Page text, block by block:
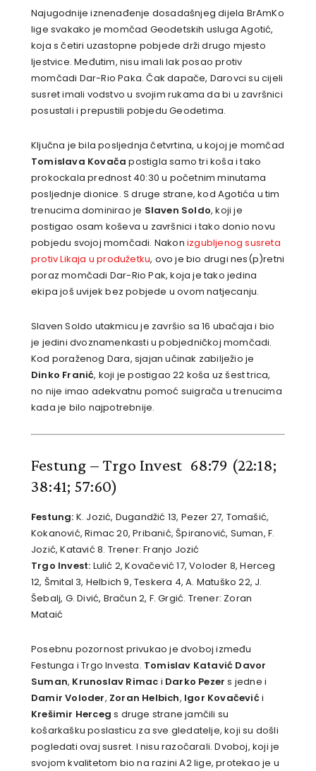
Najugodnije iznenađenje dosadašnjeg dijela BrAmKo
lige svakako je momčad Geodetskih usluga Agotić,
koja s četiri uzastopne pobjede drži drugo mjesto
ljestvice. Međutim, nisu imali lak posao protiv
momčadi Dar-Rio Paka. Čak dapače, Darovci su cijeli
susret imali vodstvo u svojim rukama da bi u završnici
posustali i prepustili pobjedu Geodetima.
Ključna je bila posljednja četvrtina, u kojoj je momčad
Tomislava Kovača postigla samo tri koša i tako
prokockala prednost 40:30 u početnim minutama
posljednje dionice. S druge strane, kod Agotića u tim
trenucima dominirao je Slaven Soldo, koji je
postigao osam koševa u završnici i tako donio novu
pobjedu svojoj momčadi. Nakon izgubljenog susreta
protiv Likaja u produžetku, ovo je bio drugi nes(p)retni
poraz momčadi Dar-Rio Pak, koja je tako jedina
ekipa još uvijek bez pobjede u ovom natjecanju.
Slaven Soldo utakmicu je završio sa 16 ubačaja i bio
je jedini dvoznamenkasti u pobjedničkoj momčadi.
Kod poraženog Dara, sjajan učinak zabilježio je
Dinko Franić, koji je postigao 22 koša uz šest trica,
no nije imao adekvatnu pomoć suigrača u trenucima
kada je bilo najpotrebnije.
Festung – Trgo Invest 68:79 (22:18;
38:41; 57:60)
Festung: K. Jozić, Dugandžić 13, Pezer 27, Tomašić,
Kokanović, Rimac 20, Pribanić, Špiranović, Suman, F.
Jozić, Katavić 8. Trener: Franjo Jozić
Trgo Invest: Lulić 2, Kovačević 17, Voloder 8, Herceg
12, Šmital 3, Helbich 9, Teskera 4, A. Matuško 22, J.
Šebalj, G. Divić, Bračun 2, F. Grgić. Trener: Zoran
Mataić
Posebnu pozornost privukao je dvoboj između
Festunga i Trgo Investa. Tomislav Katavić Davor
Suman, Krunoslav Rimac i Darko Pezer s jedne i
Damir Voloder, Zoran Helbich, Igor Kovačevići
Krešimir Herceg s druge strane jamčili su
košarkašku poslasticu za sve gledatelje, koji su došli
pogledati ovaj susret. I nisu razočarali. Dvoboj, koji je
svojom kvalitetom bio na razini A2 lige, protekao je u